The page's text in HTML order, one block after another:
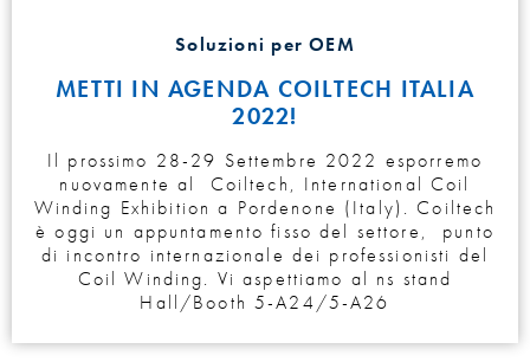
Soluzioni per OEM
METTI IN AGENDA COILTECH ITALIA
2022!
Il prossimo 28-29 Settembre 2022 esporremo
nuovamente al Coiltech, International Coil
Winding Exhibition a Pordenone (Italy). Coiltech
è oggi un appuntamento fisso del settore, punto
di incontro internazionale dei professionisti del
Coil Winding. Vi aspettiamo al ns stand
Hall/Booth 5-A24/5-A26